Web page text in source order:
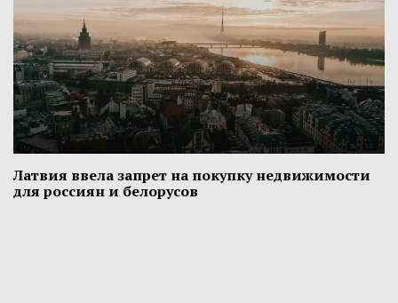
Латвия ввела запрет на покупку недвижимости
для россиян и белорусов